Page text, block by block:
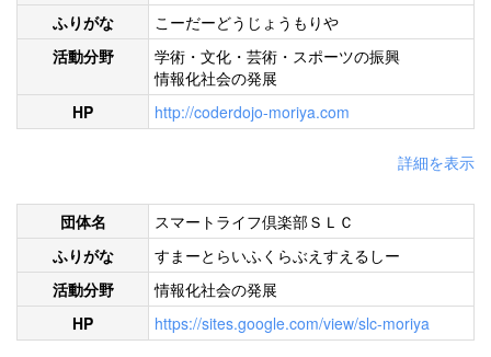
ふりがな
こーだーどうじょうもりや
活動分野
学術・文化・芸術・スポーツの振興
情報化社会の発展
HP
http://coderdojo-moriya.com
詳細を表示
団体名
スマートライフ倶楽部ＳＬＣ
ふりがな
すまーとらいふくらぶえすえるしー
活動分野
情報化社会の発展
HP
https://sites.google.com/view/slc-moriya